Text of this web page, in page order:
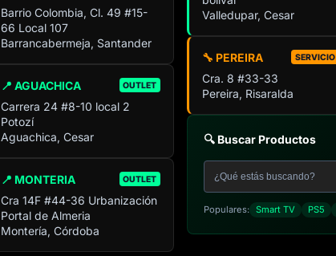
Barrio Colombia, Cl. 49 #15-
66 Local 107
Barrancabermeja, Santander
📍 AGUACHICA OUTLET
Carrera 24 #8-10 local 2
Potozí
Aguachica, Cesar
📍 MONTERIA OUTLET
Cra 14F #44-36 Urbanización
Portal de Almeria
Montería, Córdoba
Valledupar, Cesar
🔧 PEREIRA SERVICIO
Cra. 8 #33-33
Pereira, Risaralda
🔍 Buscar Productos
Populares: Smart TV PS5